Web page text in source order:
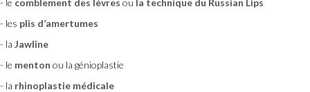
- les plis d’amertumes
- la Jawline
- le menton ou la génioplastie
- la rhinoplastie médicale